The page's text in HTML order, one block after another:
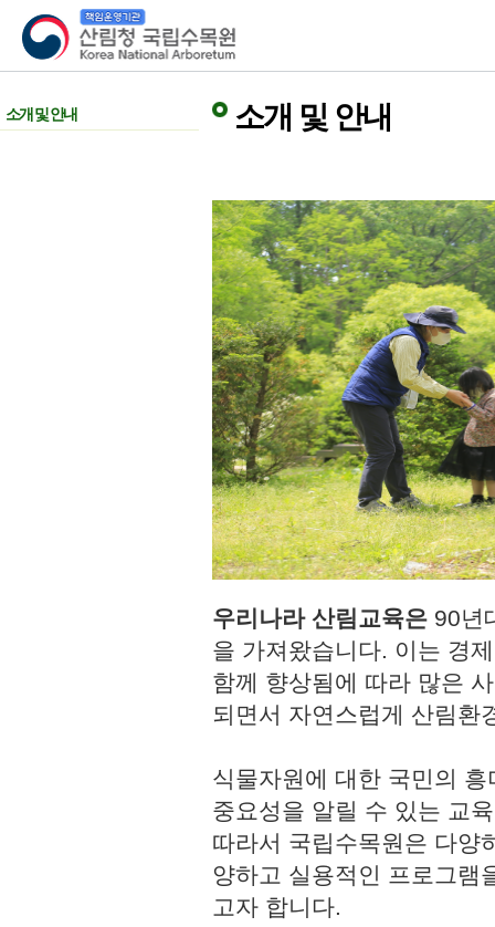
산림청 국립수목원
소개 및 안내 소개 및 안내
우리나라 산림교육은 90년
을 가져왔습니다. 이는 경
함께 향상됨에 따라 많은
되면서 자연스럽게 산림환
식물자원에 대한 국민의
중요성을 알릴 수 있는 교
따라서 국립수목원은 다양
양하고 실용적인 프로그램
고자 합니다.